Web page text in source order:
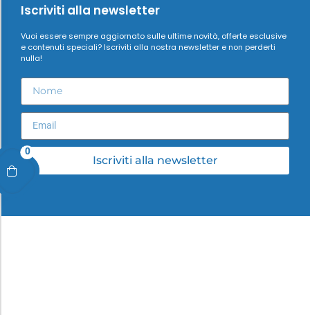
0
Iscriviti alla newsletter
Vuoi essere sempre aggiornato sulle ultime novità, offerte esclusive
e contenuti speciali? Iscriviti alla nostra newsletter e non perderti
nulla!
Iscriviti alla newsletter